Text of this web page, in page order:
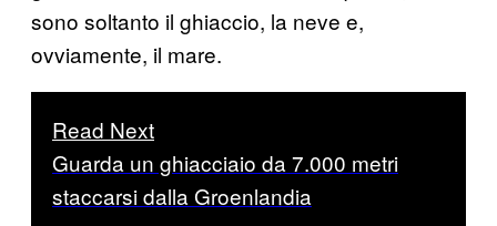
sono soltanto il ghiaccio, la neve e,
ovviamente, il mare.
Read Next
Guarda un ghiacciaio da 7.000 metri
staccarsi dalla Groenlandia